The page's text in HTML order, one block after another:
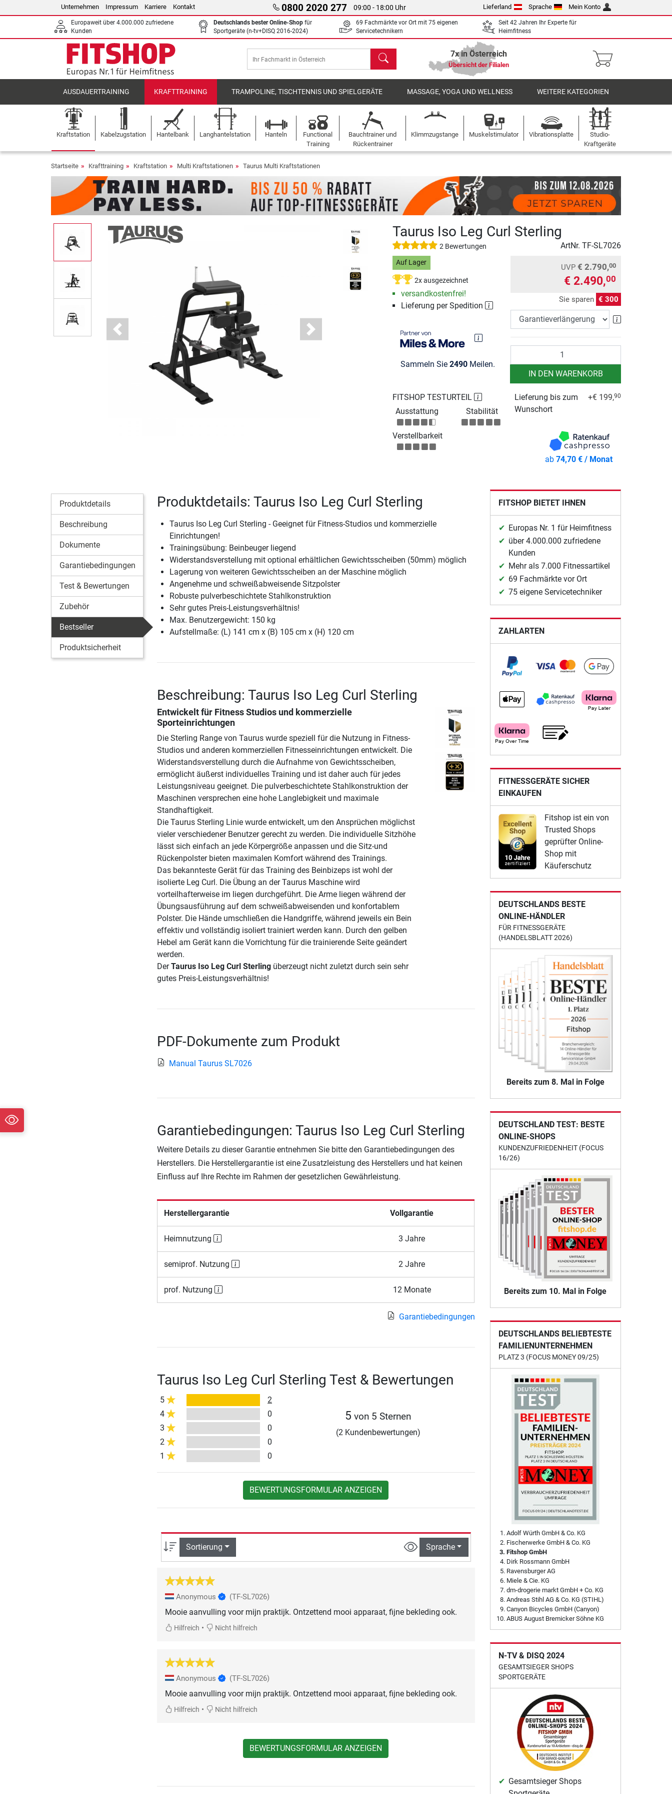
Unternehmen Impressum Karriere Kontakt 0800 2020 277 09:00 - 18:00 Uhr Lieferland Sprache Mein Konto
Europaweit über 4.000.000 zufriedene
Kunden
Deutschlands bester Online-Shop für
Sportgeräte (n-tv+DISQ 2016-2024)
69 Fachmärkte vor Ort mit 75 eigenen
Servicetechnikern
Seit 42 Jahren Ihr Experte für
Heimfitness
Suchen 7x in Österreich
Übersicht der Filialen
AUSDAUERTRAINING KRAFTTRAINING TRAMPOLINE, TISCHTENNIS UND SPIELGERÄTE MASSAGE, YOGA UND WELLNESS WEITERE KATEGORIEN
Kraftstation Kabelzugstation Hantelbank Langhantelstation Hanteln
Functional
Training
Bauchtrainer und
Rückentrainer
Klimmzugstange Muskelstimulator Vibrationsplatte
Studio-
Kraftgeräte
Startseite Krafttraining Kraftstation Multi Kraftstationen Taurus Multi Kraftstationen
Previous Next
Taurus Iso Leg Curl Sterling
2 Bewertungen ArtNr. TF-SL7026
Auf Lager
2x ausgezeichnet
versandkostenfrei!
Lieferung per Spedition
Sammeln Sie 2490Meilen.
UVP € 2.790,00
€ 2.490,00
Sie sparen € 300
IN DEN WARENKORB
FITSHOP TESTURTEIL
Ausstattung
Stabilität
Verstellbarkeit
Lieferung bis zum
Wunschort
+€ 199,90
ab 74,70 € / Monat
Produktdetails
Beschreibung
Dokumente
Garantiebedingungen
Test & Bewertungen
Zubehör
Bestseller
Produktsicherheit
Produktdetails: Taurus Iso Leg Curl Sterling
Taurus Iso Leg Curl Sterling - Geeignet für Fitness-Studios und kommerzielle
Einrichtungen!
Trainingsübung: Beinbeuger liegend
Widerstandsverstellung mit optional erhältlichen Gewichtsscheiben (50mm) möglich
Lagerung von weiteren Gewichtsscheiben an der Maschine möglich
Angenehme und schweißabweisende Sitzpolster
Robuste pulverbeschichtete Stahlkonstruktion
Sehr gutes Preis-Leistungsverhältnis!
Max. Benutzergewicht: 150 kg
Aufstellmaße: (L) 141 cm x (B) 105 cm x (H) 120 cm
Beschreibung: Taurus Iso Leg Curl Sterling
Entwickelt für Fitness Studios und kommerzielle
Sporteinrichtungen
Die Sterling Range von Taurus wurde speziell für die Nutzung in Fitness-
Studios und anderen kommerziellen Fitnesseinrichtungen entwickelt. Die
Widerstandsverstellung durch die Aufnahme von Gewichtsscheiben,
ermöglicht äußerst individuelles Training und ist daher auch für jedes
Leistungsniveau geeignet. Die pulverbeschichtete Stahlkonstruktion der
Maschinen versprechen eine hohe Langlebigkeit und maximale
Standhaftigkeit.
Die Taurus Sterling Linie wurde entwickelt, um den Ansprüchen möglichst
vieler verschiedener Benutzer gerecht zu werden. Die individuelle Sitzhöhe
lässt sich einfach an jede Körpergröße anpassen und die Sitz-und
Rückenpolster bieten maximalen Komfort während des Trainings.
Das bekannteste Gerät für das Training des Beinbizeps ist wohl der
isolierte Leg Curl. Die Übung an der Taurus Maschine wird
vorteilhafterweise im liegen durchgeführt. Die Arme liegen während der
Übungsausführung auf dem schweißabweisenden und konfortablem
Polster. Die Hände umschließen die Handgriffe, während jeweils ein Bein
effektiv und vollständig isoliert trainiert werden kann. Durch den gelben
Hebel am Gerät kann die Vorrichtung für die trainierende Seite geändert
werden.
DerTaurus Iso Leg Curl Sterlingüberzeugt nicht zuletzt durch sein sehr
gutes Preis-Leistungsverhältnis!
PDF-Dokumente zum Produkt
Manual Taurus SL7026
Garantiebedingungen: Taurus Iso Leg Curl Sterling
Weitere Details zu dieser Garantie entnehmen Sie bitte den Garantiebedingungen des
Herstellers. Die Herstellergarantie ist eine Zusatzleistung des Herstellers und hat keinen
Einfluss auf Ihre Rechte im Rahmen der gesetzlichen Gewährleistung.
Herstellergarantie Vollgarantie
Heimnutzung 3 Jahre
semiprof. Nutzung 2 Jahre
prof. Nutzung 12 Monate
Garantiebedingungen
Taurus Iso Leg Curl Sterling Test & Bewertungen
5
2
4
0
3
0
2
0
1
0
5 von 5 Sternen
(2 Kundenbewertungen)
BEWERTUNGSFORMULAR ANZEIGEN
Sortierung Sprache
Anonymous (TF-SL7026)
Mooie aanvulling voor mijn praktijk. Ontzettend mooi apparaat, fijne bekleding ook.
Hilfreich • Nicht hilfreich
Anonymous (TF-SL7026)
Mooie aanvulling voor mijn praktijk. Ontzettend mooi apparaat, fijne bekleding ook.
Hilfreich • Nicht hilfreich
BEWERTUNGSFORMULAR ANZEIGEN
FITSHOP BIETET IHNEN
Europas Nr. 1 für Heimfitness
über 4.000.000 zufriedene
Kunden
Mehr als 7.000 Fitnessartikel
69 Fachmärkte vor Ort
75 eigene Servicetechniker
ZAHLARTEN
FITNESSGERÄTE SICHER
EINKAUFEN
Fitshop ist ein von
Trusted Shops
geprüfter Online-
Shop mit
Käuferschutz
DEUTSCHLANDS BESTE
ONLINE-HÄNDLER
FÜR FITNESSGERÄTE
(HANDELSBLATT 2026)
Bereits zum 8. Mal in Folge
DEUTSCHLAND TEST: BESTE
ONLINE-SHOPS
KUNDENZUFRIEDENHEIT (FOCUS
16/26)
Bereits zum 10. Mal in Folge
DEUTSCHLANDS BELIEBTESTE
FAMILIENUNTERNEHMEN
PLATZ 3 (FOCUS MONEY 09/25)
Adolf Würth GmbH & Co. KG
Fischerwerke GmbH & Co. KG
Fitshop GmbH
Dirk Rossmann GmbH
Ravensburger AG
Miele & Cie. KG
dm-drogerie markt GmbH + Co. KG
Andreas Stihl AG & Co. KG (STIHL)
Canyon Bicycles GmbH (Canyon)
ABUS August Bremicker Söhne KG
N-TV & DISQ 2024
GESAMTSIEGER SHOPS
SPORTGERÄTE
Gesamtsieger Shops